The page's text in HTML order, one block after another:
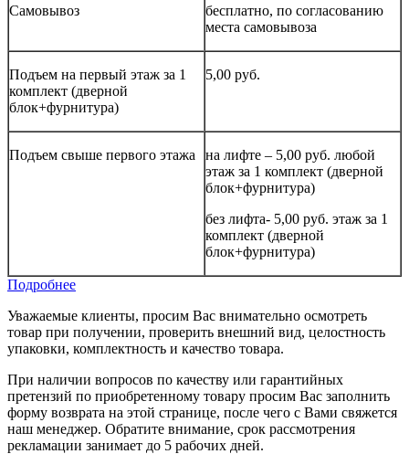
Самовывоз
бесплатно, по согласованию
места самовывоза
Подъем на первый этаж за 1
комплект (дверной
блок+фурнитура)
5,00 руб.
Подъем свыше первого этажа
на лифте – 5,00 руб. любой
этаж за 1 комплект (дверной
блок+фурнитура)
без лифта- 5,00 руб. этаж за 1
комплект (дверной
блок+фурнитура)
Подробнее
Уважаемые клиенты, просим Вас внимательно осмотреть
товар при получении, проверить внешний вид, целостность
упаковки, комплектность и качество товара.
При наличии вопросов по качеству или гарантийных
претензий по приобретенному товару просим Вас заполнить
форму возврата на этой странице, после чего с Вами свяжется
наш менеджер. Обратите внимание, срок рассмотрения
рекламации занимает до 5 рабочих дней.